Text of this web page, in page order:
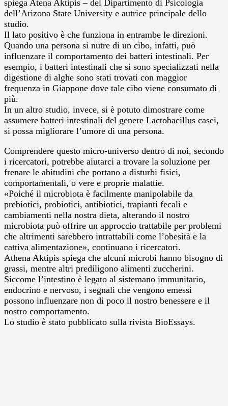
spiega Atena Aktipis – del Dipartimento di Psicologia
dell’Arizona State University e autrice principale dello
studio.
Il lato positivo è che funziona in entrambe le direzioni.
Quando una persona si nutre di un cibo, infatti, può
influenzare il comportamento dei batteri intestinali. Per
esempio, i batteri intestinali che si sono specializzati nella
digestione di alghe sono stati trovati con maggior
frequenza in Giappone dove tale cibo viene consumato di
più.
In un altro studio, invece, si è potuto dimostrare come
assumere batteri intestinali del genere Lactobacillus casei,
si possa migliorare l’umore di una persona.
Comprendere questo micro-universo dentro di noi, secondo
i ricercatori, potrebbe aiutarci a trovare la soluzione per
frenare le abitudini che portano a disturbi fisici,
comportamentali, o vere e proprie malattie.
«Poiché il microbiota è facilmente manipolabile da
prebiotici, probiotici, antibiotici, trapianti fecali e
cambiamenti nella nostra dieta, alterando il nostro
microbiota può offrire un approccio trattabile per problemi
che altrimenti sarebbero intrattabili come l’obesità e la
cattiva alimentazione», continuano i ricercatori.
Athena Aktipis spiega che alcuni microbi hanno bisogno di
grassi, mentre altri prediligono alimenti zuccherini.
Siccome l’intestino è legato al sistemano immunitario,
endocrino e nervoso, i segnali che vengono emessi
possono influenzare non di poco il nostro benessere e il
nostro comportamento.
Lo studio è stato pubblicato sulla rivista BioEssays.